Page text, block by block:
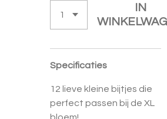
IN
Specificaties
12 lieve kleine bijtjes die
perfect passen bij de XL